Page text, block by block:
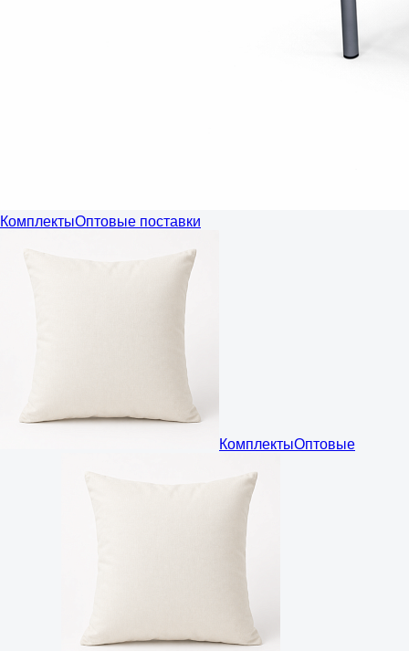
КомплектыОптовые поставки
КомплектыОптовые